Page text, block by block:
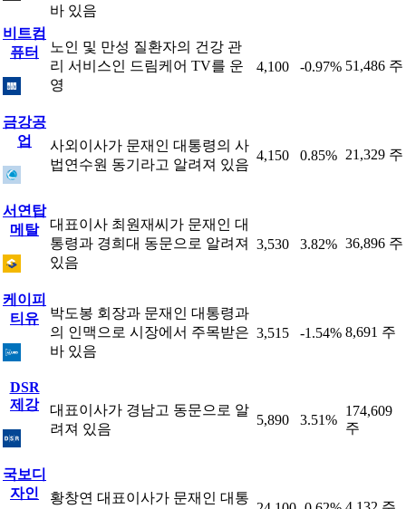
바 있음
비트컴
퓨터
노인 및 만성 질환자의 건강 관
리 서비스인 드림케어 TV를 운
영
4,100 -0.97% 51,486 주
금강공
업
사외이사가 문재인 대통령의 사
법연수원 동기라고 알려져 있음
4,150 0.85% 21,329 주
서연탑
메탈
대표이사 최원재씨가 문재인 대
통령과 경희대 동문으로 알려져
있음
3,530 3.82% 36,896 주
케이피
티유
박도봉 회장과 문재인 대통령과
의 인맥으로 시장에서 주목받은
바 있음
3,515 -1.54% 8,691 주
DSR
제강
대표이사가 경남고 동문으로 알
려져 있음
5,890 3.51%
174,609
주
국보디
자인
황창연 대표이사가 문재인 대통